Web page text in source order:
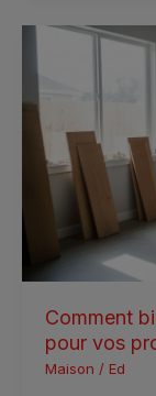
Comment
pour vos
Maison / Ed
Comment
scie
sur
table
pour
projets
menuiserie
?